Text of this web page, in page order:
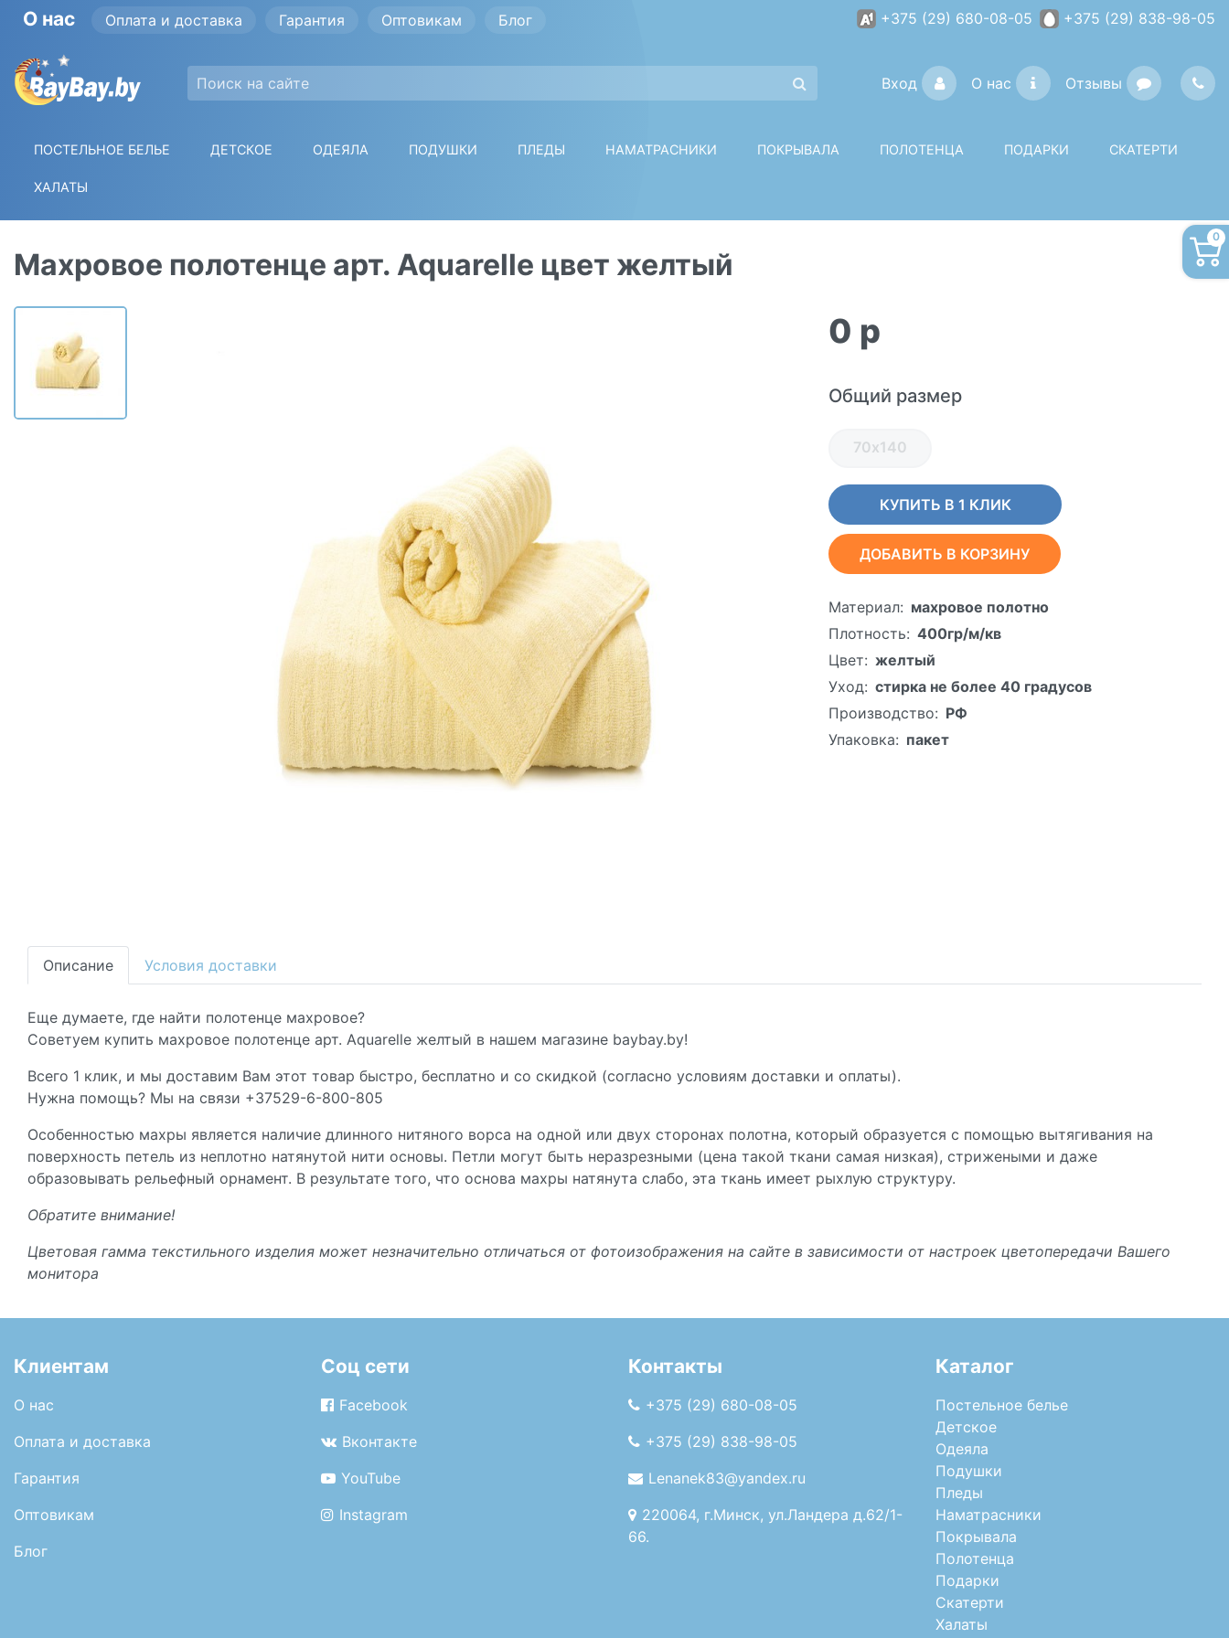
О нас Оплата и доставка Гарантия Оптовикам Блог +375 (29) 680-08-05 +375 (29) 838-98-05
Вход О нас Отзывы
0
ПОСТЕЛЬНОЕ БЕЛЬЕ ДЕТСКОЕ ОДЕЯЛА ПОДУШКИ ПЛЕДЫ НАМАТРАСНИКИ ПОКРЫВАЛА ПОЛОТЕНЦА ПОДАРКИ СКАТЕРТИ
ХАЛАТЫ
Махровое полотенце арт. Aquarelle цвет желтый
0 p
Общий размер
70х140
КУПИТЬ В 1 КЛИК
ДОБАВИТЬ В КОРЗИНУ
Материал: махровое полотно
Плотность: 400гр/м/кв
Цвет: желтый
Уход: стирка не более 40 градусов
Производство: РФ
Упаковка: пакет
Описание Условия доставки
Еще думаете, где найти полотенце махровое?
Советуем купить махровое полотенце арт. Aquarelle желтый в нашем магазине baybay.by!
Всего 1 клик, и мы доставим Вам этот товар быстро, бесплатно и со скидкой (согласно условиям доставки и оплаты).
Нужна помощь? Мы на связи +37529-6-800-805
Особенностью махры является наличие длинного нитяного ворса на одной или двух сторонах полотна, который образуется с помощью вытягивания на
поверхность петель из неплотно натянутой нити основы. Петли могут быть неразрезными (цена такой ткани самая низкая), стрижеными и даже
образовывать рельефный орнамент. В результате того, что основа махры натянута слабо, эта ткань имеет рыхлую структуру.
Обратите внимание!
Цветовая гамма текстильного изделия может незначительно отличаться от фотоизображения на сайте в зависимости от настроек цветопередачи Вашего
монитора
Клиентам
О нас
Оплата и доставка
Гарантия
Оптовикам
Блог
Соц сети
Facebook
Вконтакте
YouTube
Instagram
Контакты
+375 (29) 680-08-05
+375 (29) 838-98-05
Lenanek83@yandex.ru
220064, г.Минск, ул.Ландера д.62/1-
66.
Каталог
Постельное белье
Детское
Одеяла
Подушки
Пледы
Наматрасники
Покрывала
Полотенца
Подарки
Скатерти
Халаты